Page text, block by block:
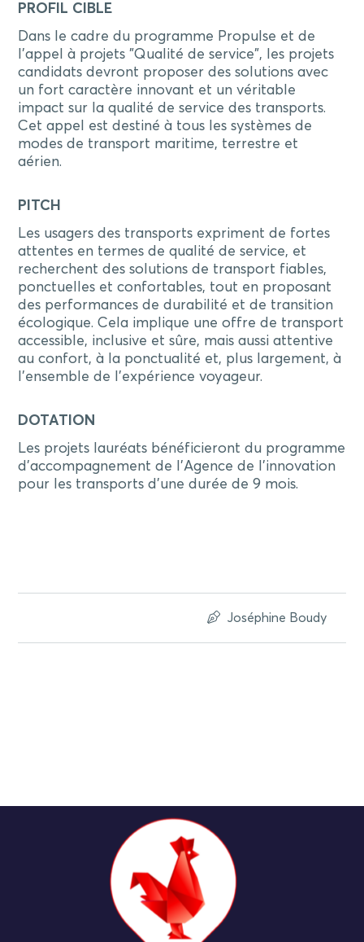
PROFIL CIBLE
Dans le cadre du programme Propulse et de
l'appel à projets "Qualité de service", les projets
candidats devront proposer des solutions avec
un fort caractère innovant et un véritable
impact sur la qualité de service des transports.
Cet appel est destiné à tous les systèmes de
modes de transport maritime, terrestre et
aérien.
PITCH
Les usagers des transports expriment de fortes
attentes en termes de qualité de service, et
recherchent des solutions de transport fiables,
ponctuelles et confortables, tout en proposant
des performances de durabilité et de transition
écologique. Cela implique une offre de transport
accessible, inclusive et sûre, mais aussi attentive
au confort, à la ponctualité et, plus largement, à
l’ensemble de l’expérience voyageur.
DOTATION
Les projets lauréats bénéficieront du programme
d'accompagnement de l'Agence de l'innovation
pour les transports d'une durée de 9 mois.
Joséphine Boudy